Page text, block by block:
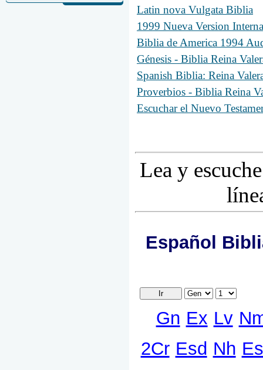
Latin nova Vulgata Biblia
1999 Nueva Version
Biblia de America 1994
Génesis - Biblia Reina
Spanish Biblia: Reina
Proverbios - Biblia Reina
Escuchar el Nuevo
Lea y